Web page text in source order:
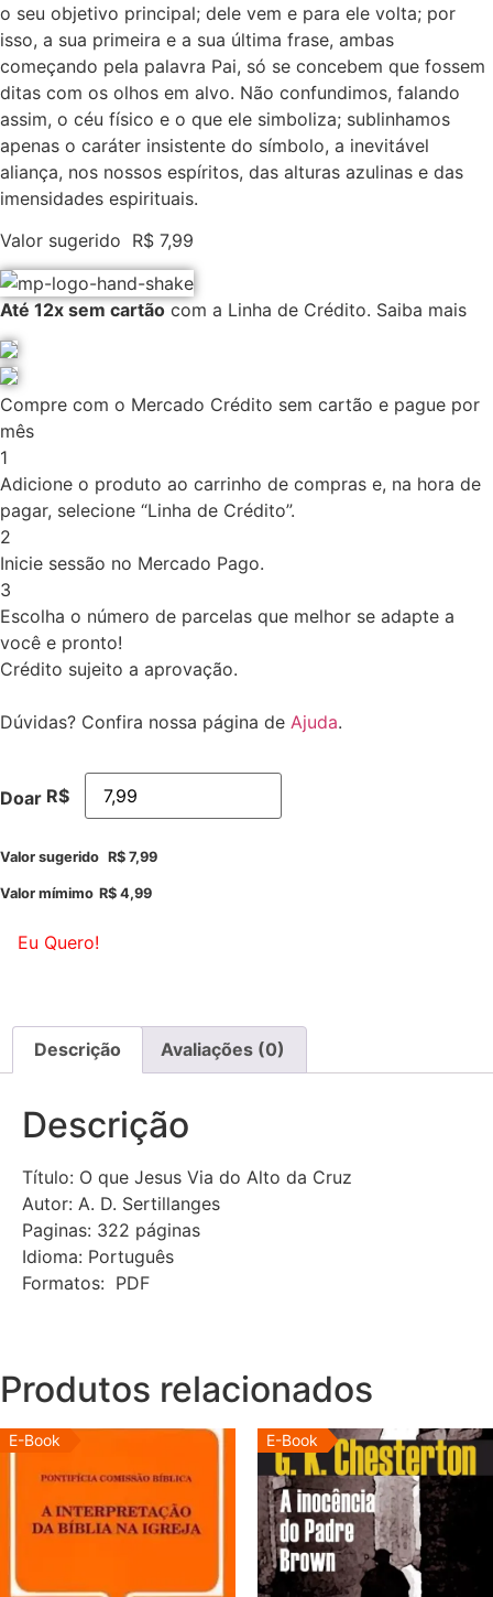
o seu objetivo principal; dele vem e para ele volta; por
isso, a sua primeira e a sua última frase, ambas
começando pela palavra Pai, só se concebem que fossem
ditas com os olhos em alvo. Não confundimos, falando
assim, o céu físico e o que ele simboliza; sublinhamos
apenas o caráter insistente do símbolo, a inevitável
aliança, nos nossos espíritos, das alturas azulinas e das
imensidades espirituais.
Valor sugerido R$ 7,99
Até 12x sem cartão com a Linha de Crédito. Saiba mais
Compre com o Mercado Crédito sem cartão e pague por
mês
1
Adicione o produto ao carrinho de compras e, na hora de
pagar, selecione “Linha de Crédito”.
2
Inicie sessão no Mercado Pago.
3
Escolha o número de parcelas que melhor se adapte a
você e pronto!
Crédito sujeito a aprovação.
Dúvidas? Confira nossa página de Ajuda.
Doar R$
Valor sugerido R$ 7,99
Valor mímimo R$ 4,99
Eu Quero!
Descrição Avaliações (0)
Descrição
Título: O que Jesus Via do Alto da Cruz
Autor: A. D. Sertillanges
Paginas: 322 páginas
Idioma: Português
Formatos: PDF
Produtos relacionados
E-Book E-Book